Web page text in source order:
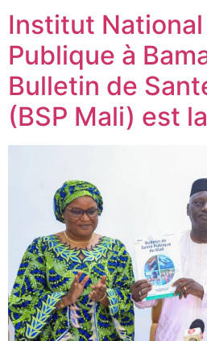
Institut
Publique à
Bulletin de
(BSP Mali) est